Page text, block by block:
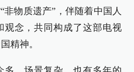
非物质遗产”，伴随着中国人
观念，共同构成了这部电视
精神。